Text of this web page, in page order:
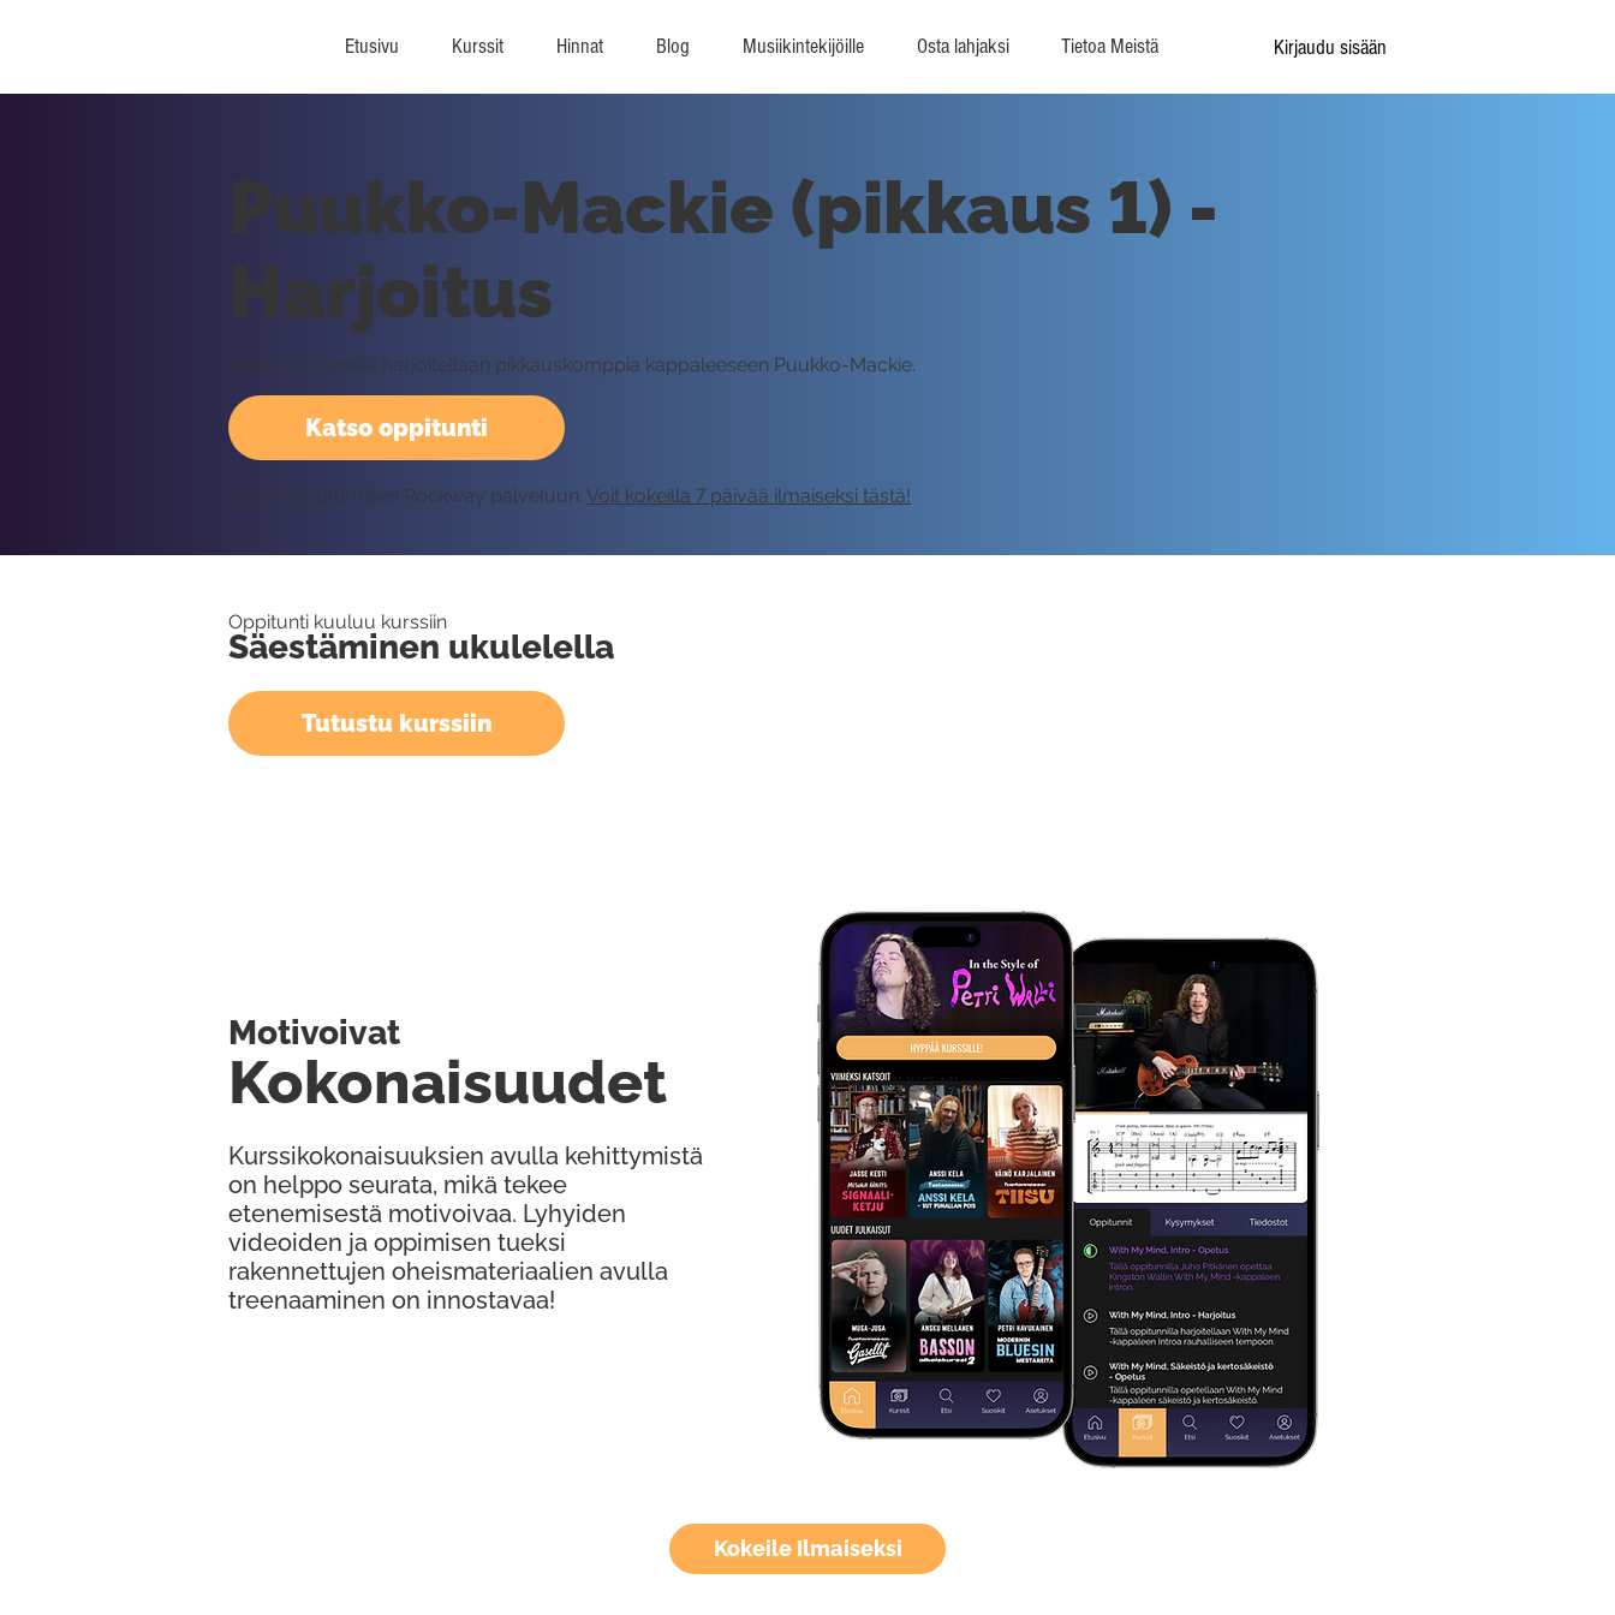
Etusivu Kurssit Hinnat Blog Musiikintekijöille Osta lahjaksi Tietoa Meistä Kirjaudu sisään
Kokeile Ilmaiseksi
Katso oppitunti
Puukko-Mackie (pikkaus 1) -
Harjoitus
Tällä oppitunnilla harjoitellaan pikkauskomppia kappaleeseen Puukko-Mackie.
Vaatii kirjautumisen Rockway palveluun. Voit kokeilla 7 päivää ilmaiseksi tästä!
Oppitunti kuuluu kurssiin
Säestäminen ukulelella
Tutustu kurssiin
Kurssikokonaisuuksien avulla kehittymistä
on helppo seurata, mikä tekee
etenemisestä motivoivaa. Lyhyiden
videoiden ja oppimisen tueksi
rakennettujen oheismateriaalien avulla
treenaaminen on innostavaa!
Kokonaisuudet
Motivoivat